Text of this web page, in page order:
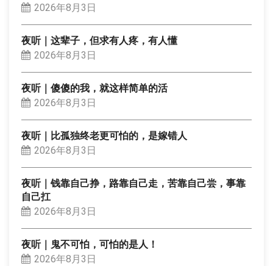
2026年8月3日
夜听｜这辈子，但求有人疼，有人懂
2026年8月3日
夜听｜傻傻的我，就这样简单的活
2026年8月3日
夜听｜比孤独终老更可怕的，是嫁错人
2026年8月3日
夜听｜钱靠自己挣，路靠自己走，苦靠自己尝，事靠
自己扛
2026年8月3日
夜听｜鬼不可怕，可怕的是人！
2026年8月3日